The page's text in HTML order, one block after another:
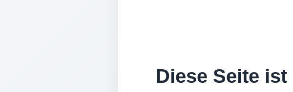
Diese Seite